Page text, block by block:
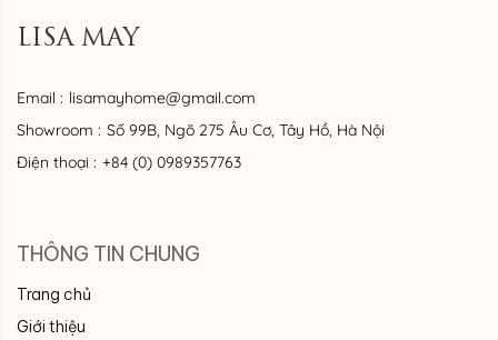
LISA MAY
Email : lisamayhome@gmail.com
Showroom : Số 99B, Ngõ 275 Âu Cơ, Tây Hồ, Hà Nội
Điện thoại : +84 (0) 0989357763
THÔNG TIN CHUNG
Trang chủ
Giới thiệu